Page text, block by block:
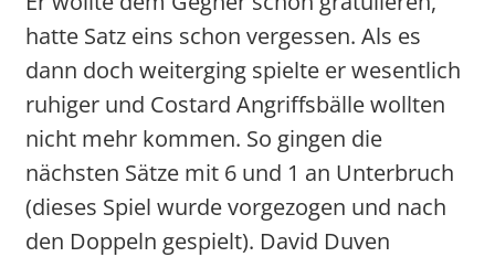
hatte Satz eins schon vergessen. Als es
dann doch weiterging spielte er wesentlich
ruhiger und Costard Angriffsbälle wollten
nicht mehr kommen. So gingen die
nächsten Sätze mit 6 und 1 an Unterbruch
(dieses Spiel wurde vorgezogen und nach
den Doppeln gespielt). David Duven